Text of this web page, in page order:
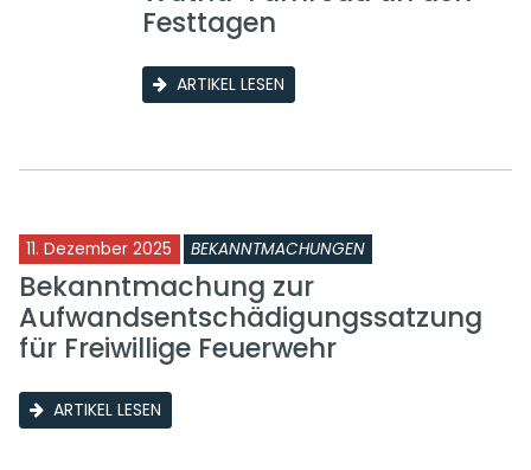
Festtagen
ARTIKEL LESEN
11. Dezember 2025 BEKANNTMACHUNGEN
Bekanntmachung zur
Aufwandsentschädigungssatzung
für Freiwillige Feuerwehr
ARTIKEL LESEN